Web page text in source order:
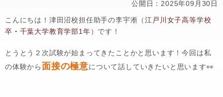
公開日：2025年09月30日
こんにちは！津田沼校担任助手の李宇淅（江戸川女子高等学校
卒 ・ 千葉大学教育学部1年）です！
とうとう２次試験が始まってきたことかと思います！今回は私
の体験から面接の極意について話していきたいと思います👀